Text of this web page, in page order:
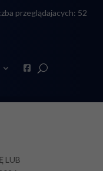
przeglądajacych: 52
LUB